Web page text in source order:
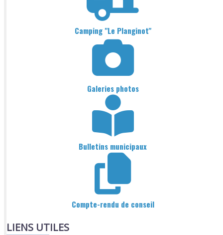
Camping "Le Planginot"
Galeries photos
Bulletins municipaux
Compte-rendu de conseil
LIENS UTILES